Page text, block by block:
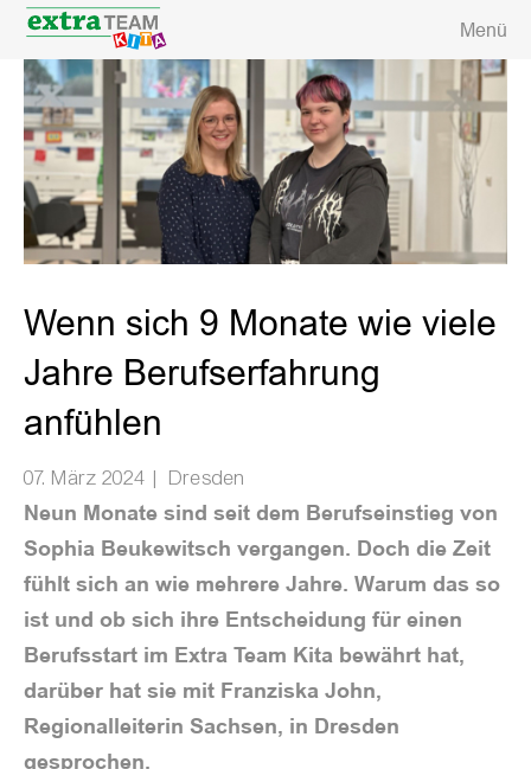
Menü
Wenn sich 9 Monate wie viele
Jahre Berufserfahrung
anfühlen
07. März 2024 | Dresden
Neun Monate sind seit dem Berufseinstieg von
Sophia Beukewitsch vergangen. Doch die Zeit
fühlt sich an wie mehrere Jahre. Warum das so
ist und ob sich ihre Entscheidung für einen
Berufsstart im Extra Team Kita bewährt hat,
darüber hat sie mit Franziska John,
Regionalleiterin Sachsen, in Dresden
gesprochen.